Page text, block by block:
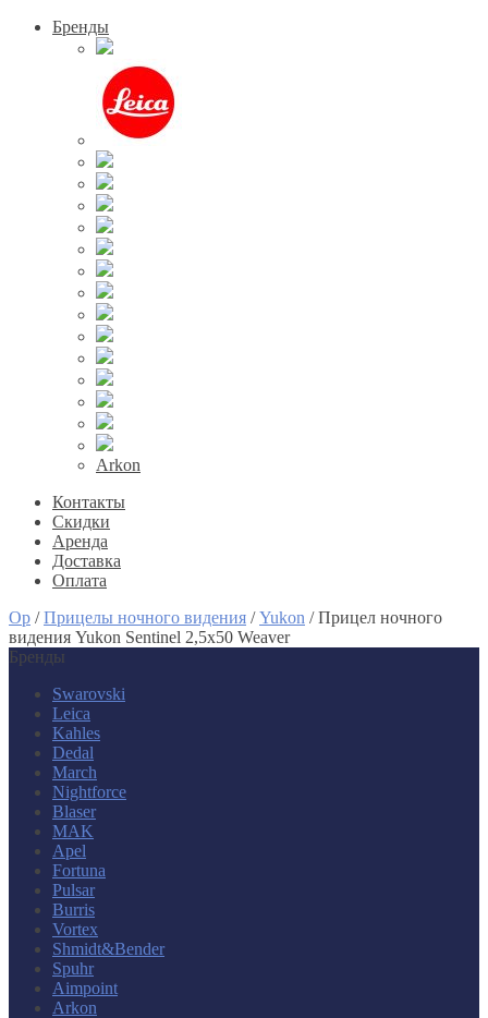
Бренды
Arkon
Контакты
Скидки
Аренда
Доставка
Оплата
Op /Прицелы ночного видения /Yukon /Прицел ночного
видения Yukon Sentinel 2,5x50 Weaver
Бренды
Swarovski
Leica
Kahles
Dedal
March
Nightforce
Blaser
MAK
Apel
Fortuna
Pulsar
Burris
Vortex
Shmidt&Bender
Spuhr
Aimpoint
Arkon